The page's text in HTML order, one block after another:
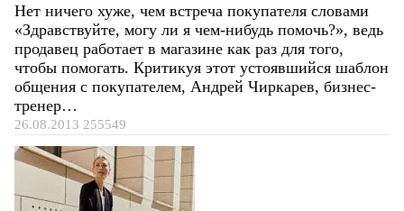
Нет ничего хуже, чем встреча покупателя словами
«Здравствуйте, могу ли я чем-нибудь помочь?», ведь
продавец работает в магазине как раз для того,
чтобы помогать. Критикуя этот устоявшийся шаблон
общения с покупателем, Андрей Чиркарев, бизнес-
тренер…
26.08.2013 255549